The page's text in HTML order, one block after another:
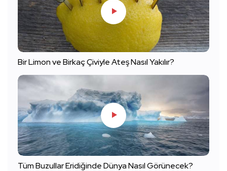
Bir Limon ve Birkaç Çiviyle Ateş Nasıl Yakılır?
Tüm Buzullar Eridiğinde Dünya Nasıl Görünecek?